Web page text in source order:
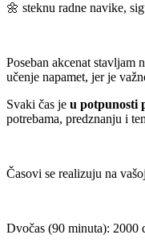
🌼 steknu radne navike,
Poseban akcenat stavljam
učenje napamet, jer je
Svaki čas je u potpunosti
potrebama, predznanju i
Časovi se realizuju na
Dvočas (90 minuta): 2000